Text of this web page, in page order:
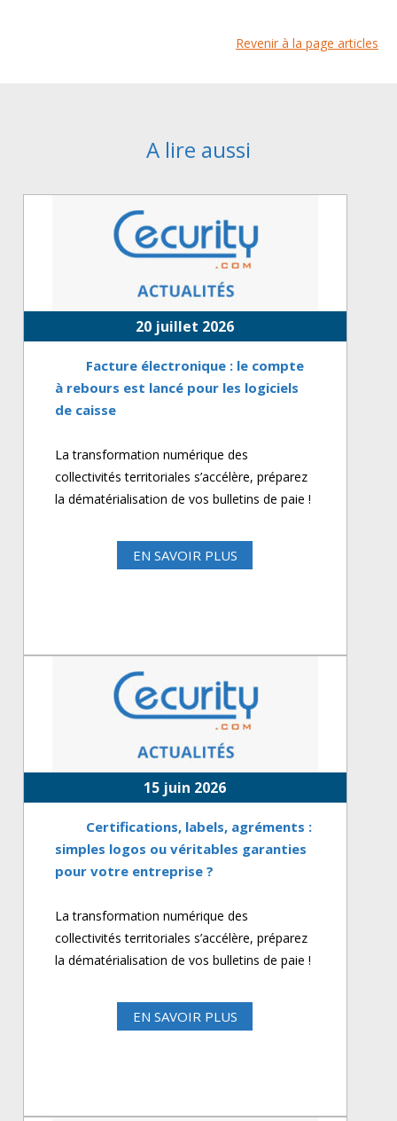
Revenir à la page articles
A lire aussi
20 juillet 2026
Facture électronique : le compte
à rebours est lancé pour les logiciels
de caisse
La transformation numérique des
collectivités territoriales s’accélère, préparez
la dématérialisation de vos bulletins de paie !
EN SAVOIR PLUS
15 juin 2026
Certifications, labels, agréments :
simples logos ou véritables garanties
pour votre entreprise ?
La transformation numérique des
collectivités territoriales s’accélère, préparez
la dématérialisation de vos bulletins de paie !
EN SAVOIR PLUS